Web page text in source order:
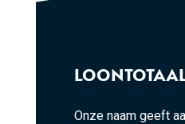
Onze naam geeft